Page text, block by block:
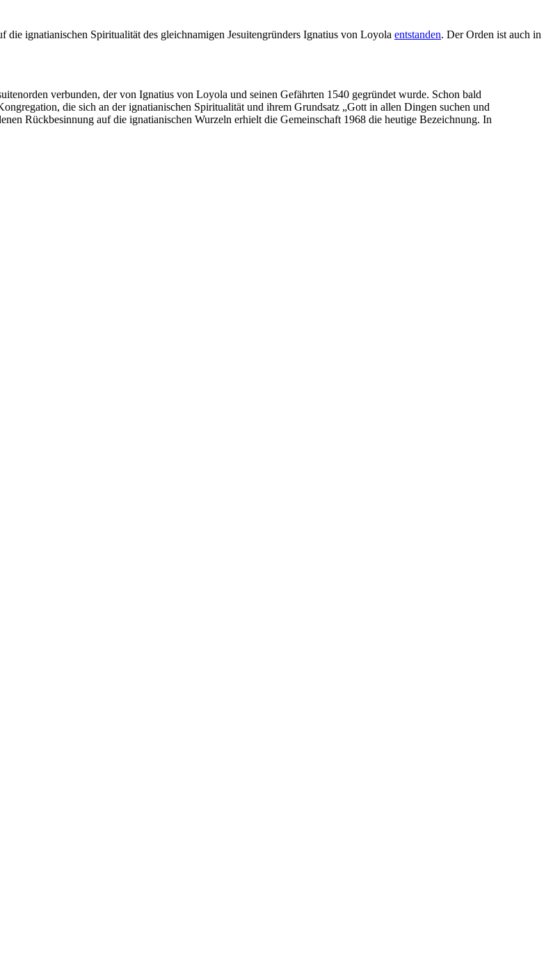
die ignatianischen Spiritualität des gleichnamigen Jesuitengründers Ignatius von Loyola entstanden. Der Orden ist auch in
verbunden, der von Ignatius von Loyola und seinen Gefährten 1540 gegründet wurde. Schon bald
die sich an der ignatianischen Spiritualität und ihrem Grundsatz „Gott in allen Dingen suchen und
Rückbesinnung auf die ignatianischen Wurzeln erhielt die Gemeinschaft 1968 die heutige Bezeichnung. In